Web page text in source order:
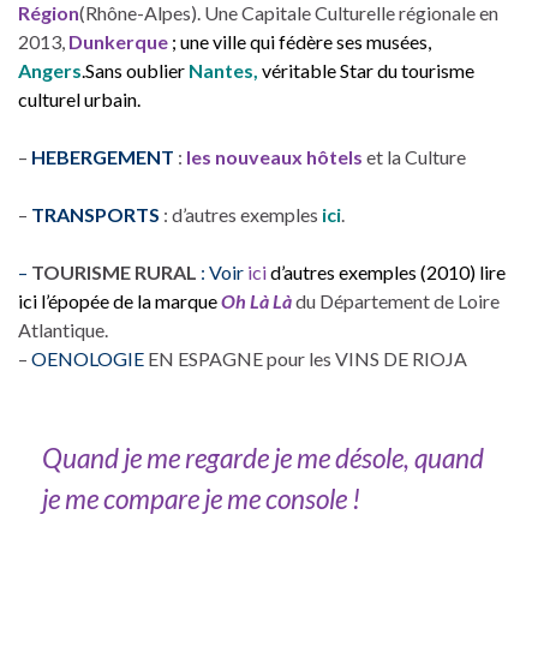
Région(Rhône-Alpes). Une Capitale Culturelle régionale en
2013, Dunkerque ; une ville qui fédère ses musées,
Angers.Sans oublier Nantes, véritable Star du tourisme
culturel urbain.
– HEBERGEMENT : les nouveaux hôtels et la Culture
– TRANSPORTS : d’autres exemples ici.
– TOURISME RURAL : Voir icid’autres exemples (2010) lire
ici l’épopée de la marqueOh Là Làdu Département de Loire
Atlantique.
– OENOLOGIE EN ESPAGNE pour les VINS DE RIOJA
Quand je me regarde je me désole, quand
je me compare je me console !